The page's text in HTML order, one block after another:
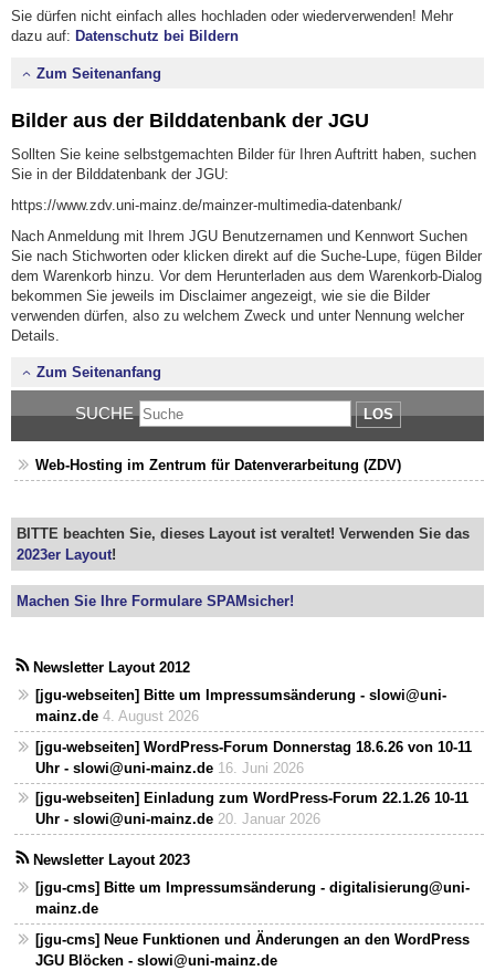
Sie dürfen nicht einfach alles hochladen oder wiederverwenden! Mehr
dazu auf: Datenschutz bei Bildern
Zum Seitenanfang
Bilder aus der Bilddatenbank der JGU
Sollten Sie keine selbstgemachten Bilder für Ihren Auftritt haben, suchen
Sie in der Bilddatenbank der JGU:
https://www.zdv.uni-mainz.de/mainzer-multimedia-datenbank/
Nach Anmeldung mit Ihrem JGU Benutzernamen und Kennwort Suchen
Sie nach Stichworten oder klicken direkt auf die Suche-Lupe, fügen Bilder
dem Warenkorb hinzu. Vor dem Herunterladen aus dem Warenkorb-Dialog
bekommen Sie jeweils im Disclaimer angezeigt, wie sie die Bilder
verwenden dürfen, also zu welchem Zweck und unter Nennung welcher
Details.
Zum Seitenanfang
SUCHE LOS
Web-Hosting im Zentrum für Datenverarbeitung (ZDV)
BITTE beachten Sie, dieses Layout ist veraltet! Verwenden Sie das
2023er Layout!
Machen Sie Ihre Formulare SPAMsicher!
Newsletter Layout 2012
[jgu-webseiten] Bitte um Impressumsänderung - slowi@uni-
mainz.de 4. August 2026
[jgu-webseiten] WordPress-Forum Donnerstag 18.6.26 von 10-11
Uhr - slowi@uni-mainz.de 16. Juni 2026
[jgu-webseiten] Einladung zum WordPress-Forum 22.1.26 10-11
Uhr - slowi@uni-mainz.de 20. Januar 2026
Newsletter Layout 2023
[jgu-cms] Bitte um Impressumsänderung - digitalisierung@uni-
mainz.de
[jgu-cms] Neue Funktionen und Änderungen an den WordPress
JGU Blöcken - slowi@uni-mainz.de